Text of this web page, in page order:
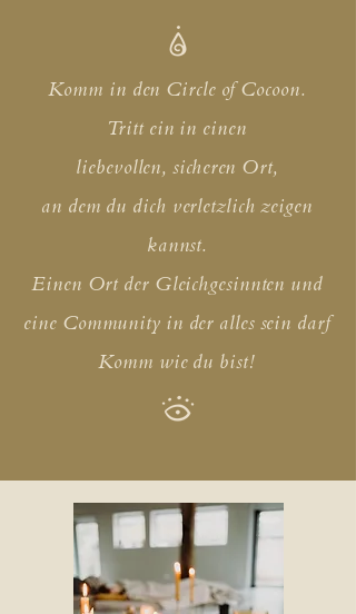
Komm in den Circle of Cocoon.
Tritt ein in einen
liebevollen,sicheren Ort,
an dem du dich verletzlich zeigen
kannst.
Einen Ort der Gleichgesinnten und
eine Community in der alles sein darf
Komm wie du bist!